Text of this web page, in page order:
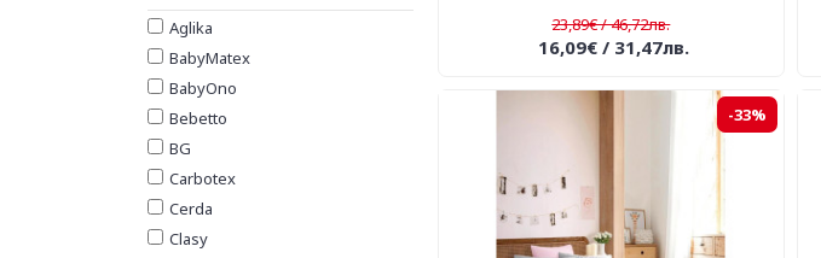
160/240
180/200
180/210
200/200
210/230
220/240
Aglika
BabyMatex
BabyOno
Bebetto
BG
Carbotex
Cerda
Clasy
23,89€ / 46,72лв.
16,09€ / 31,47лв.
-33%